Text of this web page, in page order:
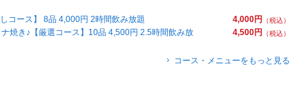
4,000円
（税込）
コース】 8品 4,000円 2時間飲み放題
4,500円
（税込）
焼き♪【厳選コース】10品 4,500円 2.5時間飲み放
コース・メニューをもっと見る